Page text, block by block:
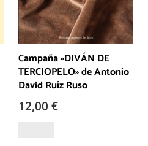
Campaña «DIVÁN DE
TERCIOPELO» de Antonio
David Ruíz Ruso
12,00 €